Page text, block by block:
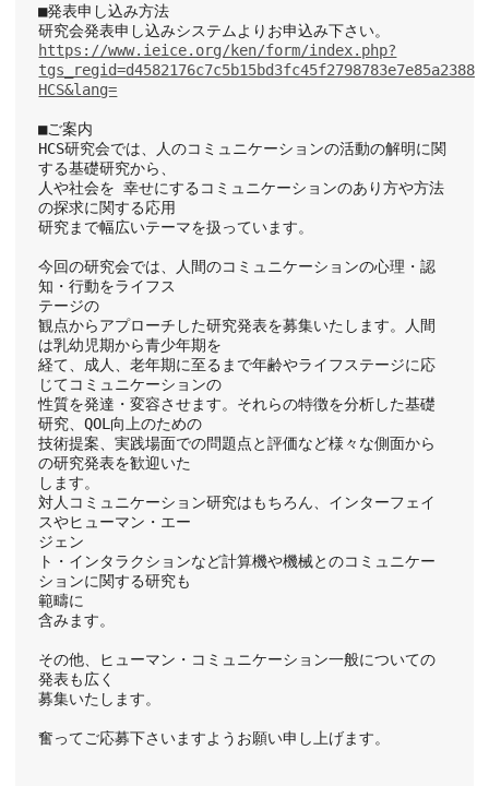
■発表申し込み方法
研究会発表申し込みシステムよりお申込み下さい。
https://www.ieice.org/ken/form/index.php?
HCS&lang=
■ご案内
HCS研究会では、人のコミュニケーションの活動の解明に関
する基礎研究から、
人や社会を 幸せにするコミュニケーションのあり方や方法
の探求に関する応用
研究まで幅広いテーマを扱っています。
今回の研究会では、人間のコミュニケーションの心理・認
知・行動をライフス
テージの
観点からアプローチした研究発表を募集いたします。人間
は乳幼児期から青少年期を
経て、成人、老年期に至るまで年齢やライフステージに応
じてコミュニケーションの
性質を発達・変容させます。それらの特徴を分析した基礎
研究、QOL向上のための
技術提案、実践場面での問題点と評価など様々な側面から
の研究発表を歓迎いた
します。
対人コミュニケーション研究はもちろん、インターフェイ
スやヒューマン・エー
ジェン
ト・インタラクションなど計算機や機械とのコミュニケー
ションに関する研究も
範疇に
含みます。
その他、ヒューマン・コミュニケーション一般についての
発表も広く
募集いたします。
奮ってご応募下さいますようお願い申し上げます。